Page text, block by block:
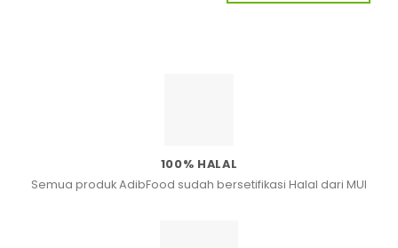
100% HALAL
Semua produk AdibFood sudah bersetifikasi Halal dari MUI